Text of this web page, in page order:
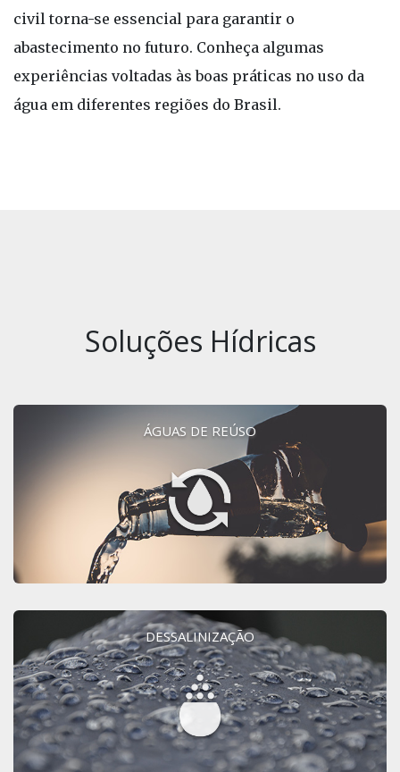
civil torna-se essencial para garantir o
abastecimento no futuro. Conheça algumas
experiências voltadas às boas práticas no uso da
água em diferentes regiões do Brasil.
Soluções Hídricas
ÁGUAS DE REÚSO
DESSALINIZAÇÃO